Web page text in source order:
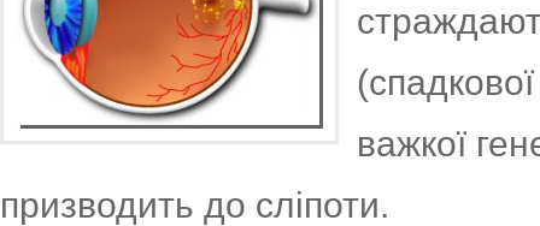
важкої
призводить до сліпоти.